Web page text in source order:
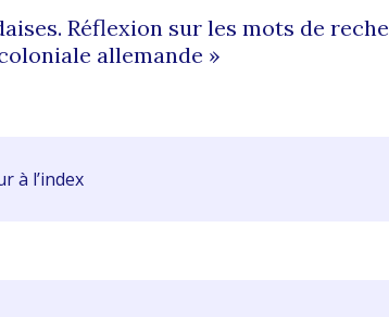
Réflexion sur les mots de
allemande »
à l’index